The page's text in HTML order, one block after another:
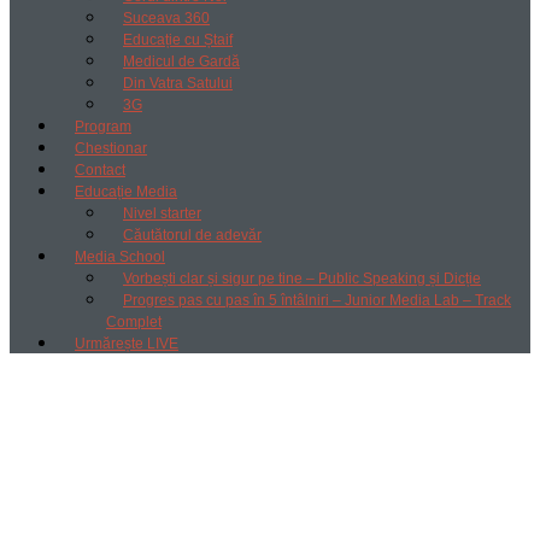
Suceava 360
Educație cu Ștaif
Medicul de Gardă
Din Vatra Satului
3G
Program
Chestionar
Contact
Educație Media
Nivel starter
Căutătorul de adevăr
Media School
Vorbești clar și sigur pe tine – Public Speaking și Dicție
Progres pas cu pas în 5 întâlniri – Junior Media Lab – Track
Complet
Urmărește LIVE